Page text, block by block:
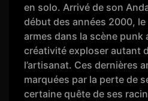
en solo. Arrivé de son
début des années 2000,
armes dans la scène punk
créativité exploser autant
l’artisanat. Ces dernières
marquées par la perte de
certaine quête de ses